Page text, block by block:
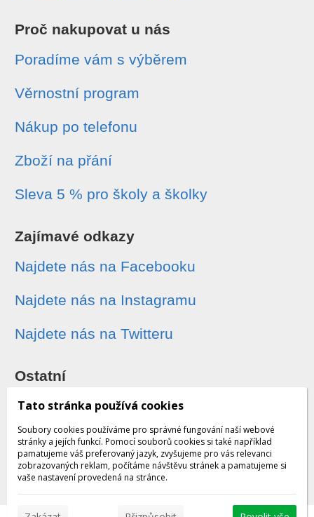
Proč nakupovat u nás
Poradíme vám s výběrem
Věrnostní program
Nákup po telefonu
Zboží na přání
Sleva 5 % pro školy a školky
Zajímavé odkazy
Najdete nás na Facebooku
Najdete nás na Instagramu
Najdete nás na Twitteru
Ostatní
Sledování zásilek
Dárkové poukazy
Obchodní podmínky - archiv
Tato stránka používá cookies
Soubory cookies používáme pro správné fungování naší webové
stránky a jejích funkcí. Pomocí souborů cookies si také například
pamatujeme váš preferovaný jazyk, zvyšujeme pro vás relevanci
zobrazovaných reklam, počítáme návštěvu stránek a pamatujeme si
vaše nastavení provedená na stránce.